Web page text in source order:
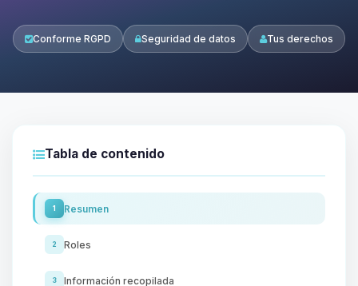
Conforme RGPD Seguridad de datos Tus derechos
Tabla de contenido
1 Resumen
2 Roles
3 Información recopilada